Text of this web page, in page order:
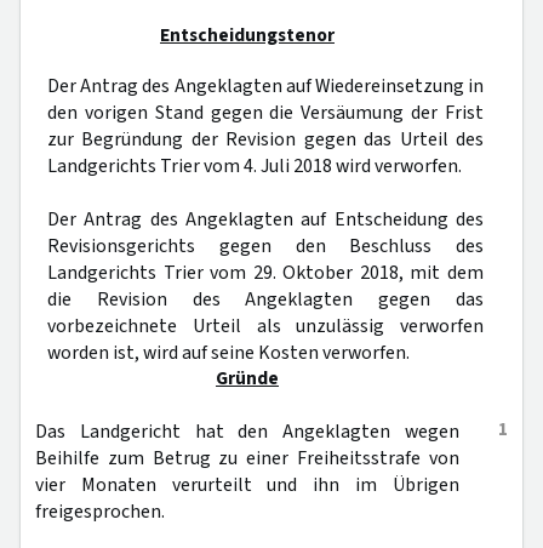
Entscheidungstenor
Der Antrag des Angeklagten auf Wiedereinsetzung in
den vorigen Stand gegen die Versäumung der Frist
zur Begründung der Revision gegen das Urteil des
Landgerichts Trier vom 4. Juli 2018 wird verworfen.
Der Antrag des Angeklagten auf Entscheidung des
Revisionsgerichts gegen den Beschluss des
Landgerichts Trier vom 29. Oktober 2018, mit dem
die Revision des Angeklagten gegen das
vorbezeichnete Urteil als unzulässig verworfen
worden ist, wird auf seine Kosten verworfen.
Gründe
1
Das Landgericht hat den Angeklagten wegen
Beihilfe zum Betrug zu einer Freiheitsstrafe von
vier Monaten verurteilt und ihn im Übrigen
freigesprochen.